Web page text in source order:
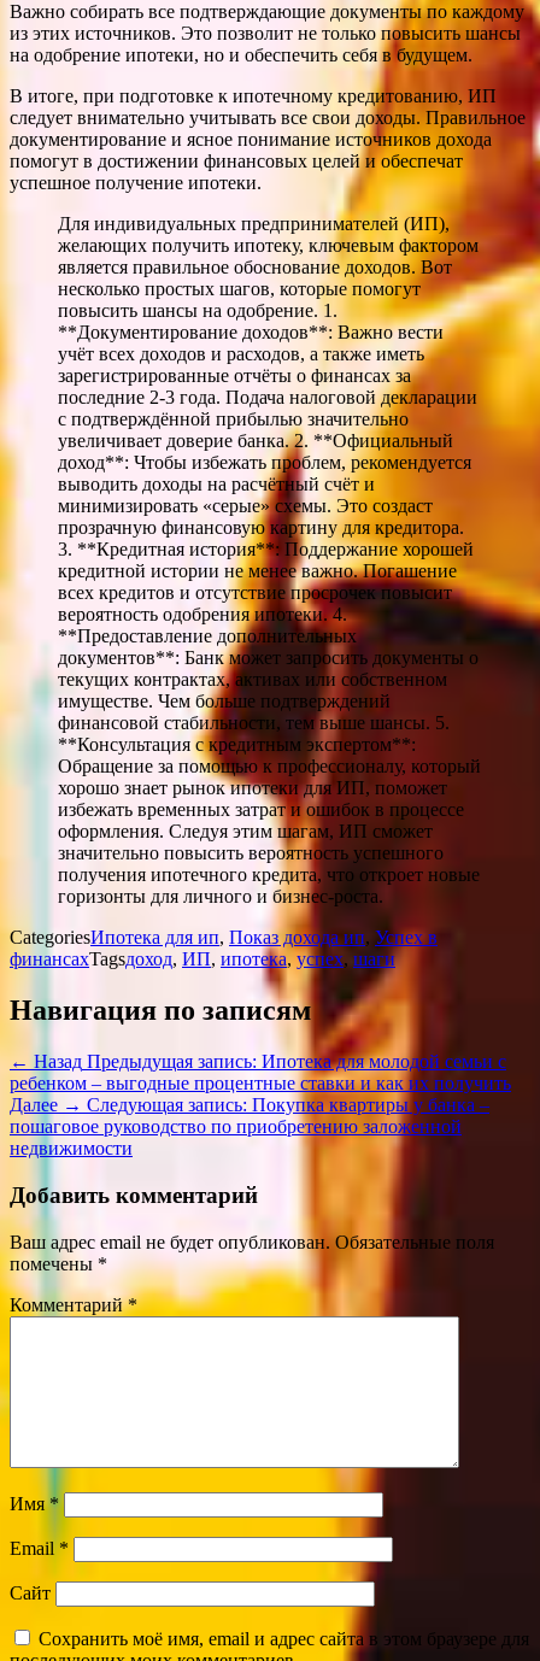
Важно собирать все подтверждающие документы по каждому
из этих источников. Это позволит не только повысить шансы
на одобрение ипотеки, но и обеспечить себя в будущем.
В итоге, при подготовке к ипотечному кредитованию, ИП
следует внимательно учитывать все свои доходы. Правильное
документирование и ясное понимание источников дохода
помогут в достижении финансовых целей и обеспечат
успешное получение ипотеки.
Для индивидуальных предпринимателей (ИП),
желающих получить ипотеку, ключевым фактором
является правильное обоснование доходов. Вот
несколько простых шагов, которые помогут
повысить шансы на одобрение. 1.
**Документирование доходов**: Важно вести
учёт всех доходов и расходов, а также иметь
зарегистрированные отчёты о финансах за
последние 2-3 года. Подача налоговой декларации
с подтверждённой прибылью значительно
увеличивает доверие банка. 2. **Официальный
доход**: Чтобы избежать проблем, рекомендуется
выводить доходы на расчётный счёт и
минимизировать «серые» схемы. Это создаст
прозрачную финансовую картину для кредитора.
3. **Кредитная история**: Поддержание хорошей
кредитной истории не менее важно. Погашение
всех кредитов и отсутствие просрочек повысит
вероятность одобрения ипотеки. 4.
**Предоставление дополнительных
документов**: Банк может запросить документы о
текущих контрактах, активах или собственном
имуществе. Чем больше подтверждений
финансовой стабильности, тем выше шансы. 5.
**Консультация с кредитным экспертом**:
Обращение за помощью к профессионалу, который
хорошо знает рынок ипотеки для ИП, поможет
избежать временных затрат и ошибок в процессе
оформления. Следуя этим шагам, ИП сможет
значительно повысить вероятность успешного
получения ипотечного кредита, что откроет новые
горизонты для личного и бизнес-роста.
CategoriesИпотека для ип, Показ дохода ип, Успех в
финансахTagsдоход, ИП, ипотека, успех, шаги
Навигация по записям
← Назад Предыдущая запись: Ипотека для молодой семьи с
ребенком – выгодные процентные ставки и как их получить
Далее → Следующая запись: Покупка квартиры у банка –
пошаговое руководство по приобретению заложенной
недвижимости
Добавить комментарий
Ваш адрес email не будет опубликован. Обязательные поля
помечены *
Комментарий*
Имя*
Email *
Сайт
Сохранить моё имя, email и адрес сайта в этом браузере для